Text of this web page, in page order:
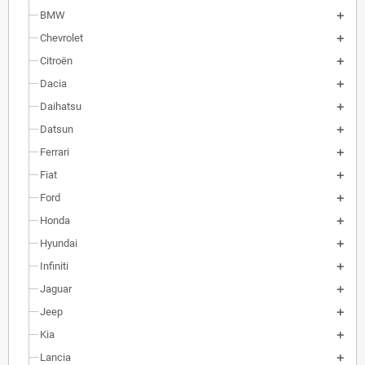
BMW
Chevrolet
Citroën
Dacia
Daihatsu
Datsun
Ferrari
Fiat
Ford
Honda
Hyundai
Infiniti
Jaguar
Jeep
Kia
Lancia